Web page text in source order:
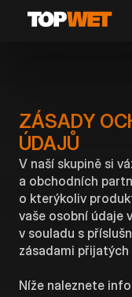
ZÁSADY
ÚDAJŮ
V naší skupině si
a obchodních
o kterýkoliv
vaše osobní údaje
v souladu s
zásadami
Níže naleznete